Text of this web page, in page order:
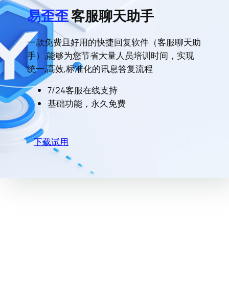
易歪歪客服聊天助手
一款免费且好用的快捷回复软件（客服聊天助
手）,能够为您节省大量人员培训时间，实现
统一,高效,标准化的讯息答复流程
7/24客服在线支持
基础功能，永久免费
下载试用